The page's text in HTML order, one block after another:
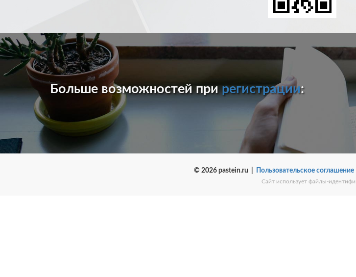
Больше возможностей прирегистрации:
© 2026 pastein.ru | Пользовательское соглашение
Сайт использует файлы-